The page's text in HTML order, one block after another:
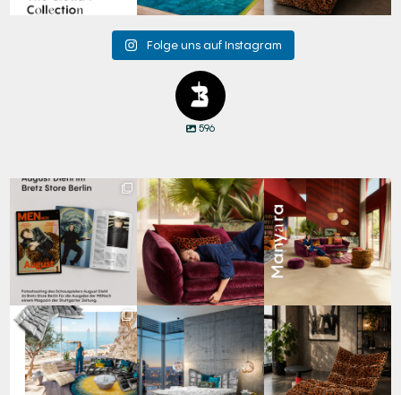
Folge uns auf Instagram
596
Zwischen Charakter
und Design:
Schauspieler August...
20 4
Den Kopf anlehnen. Die
Gedanken auf Reisen...
65 1
Manyara. Inspiriert von
der Weite Afrikas....
59 2
Für jeden Lieblingsplatz
die passende Cloud.
☁️...
62 1
Cloud 7 – nicht nur zum
Sitzen, sondern auch
zum...
147 3
A bold statement. A
quiet retreat.
Mit unserem...
204 4